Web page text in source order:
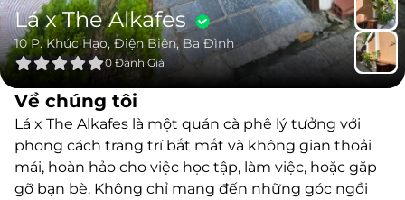
Lá x The Alkafes
10 P. Khúc Hạo, Điện Biên, Ba Đình
0 Đánh Giá
Về chúng tôi
Lá x The Alkafes là một quán cà phê lý tưởng với
phong cách trang trí bắt mắt và không gian thoải
mái, hoàn hảo cho việc học tập, làm việc, hoặc gặp
gỡ bạn bè. Không chỉ mang đến những góc ngồi